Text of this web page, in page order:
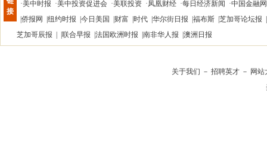
接
·美中时报 ·美中投资促进会 ·美联投资 ·凤凰财经 ·每日经济新闻 ·中国金融网
侨报网 纽约时报 今日美国 财富 时代 华尔街日报 福布斯 芝加哥论坛报
芝加哥辰报
联合早报 法国欧洲时报 南非华人报 澳洲日报
关于我们 － 招聘英才 － 网站